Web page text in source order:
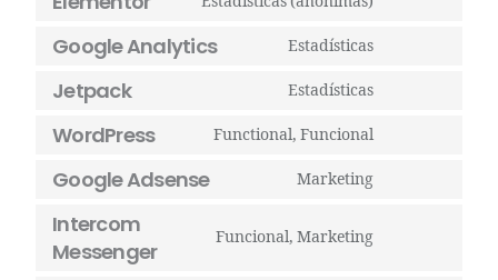
Google Analytics Estadísticas
Jetpack Estadísticas
WordPress Functional, Funcional
Google Adsense Marketing
Intercom
Messenger
Funcional, Marketing